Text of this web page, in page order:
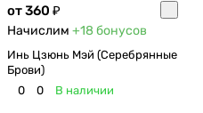
от 360 ₽
Начислим +18бонусов
Инь Цзюнь Мэй (Серебрянные
Брови)
0
0 В наличии